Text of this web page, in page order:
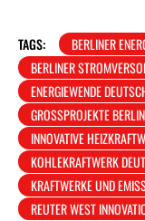
TAGS: BERLINER
BERLINER
ENERGIEWENDE
GROSSPROJEKTE BERLIN
INNOVATIVE
KOHLEKRAFTWERK
KRAFTWERKE UND
REUTER WEST